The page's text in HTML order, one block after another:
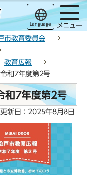
動
Language メニュー
市教育委員会
教育広報
和7年度第2号
和7年度第2号
更新日：2025年8月8日